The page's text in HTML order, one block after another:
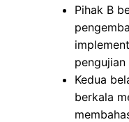
Pihak B
Kedua
berkala